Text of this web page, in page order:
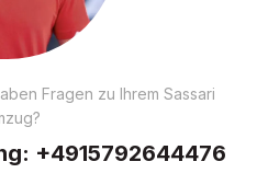
Fragen zu Ihrem Sassari
+4915792644476